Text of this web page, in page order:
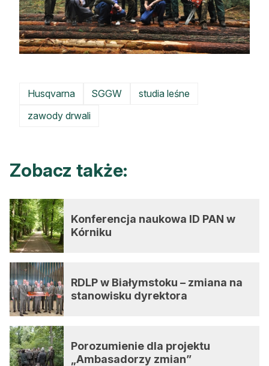
Husqvarna SGGW
studia leśne
zawody drwali
Zobacz także:
Konferencja naukowa ID PAN w
Kórniku
RDLP w Białymstoku – zmiana na
stanowisku dyrektora
Porozumienie dla projektu
„Ambasadorzy zmian”